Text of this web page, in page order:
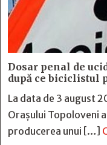
Dosar penal de
după ce biciclistul
La data de 3 august
Orașului Topoloveni
producerea unui […]